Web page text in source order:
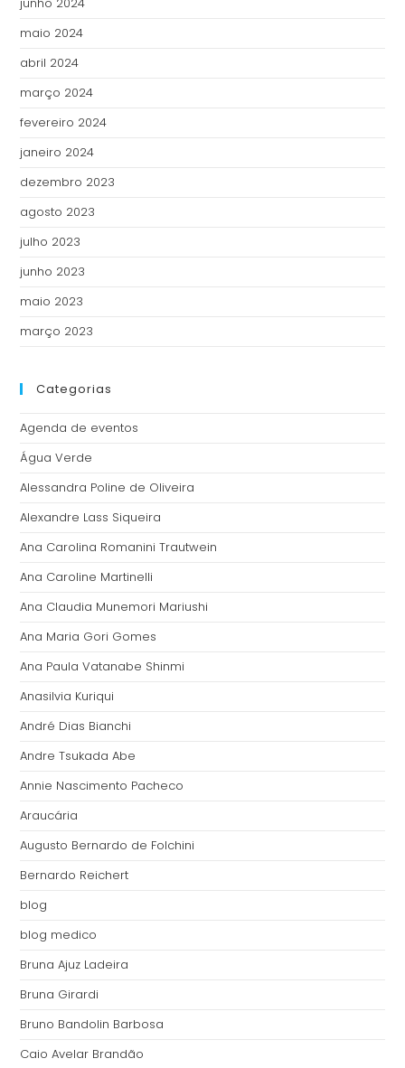
junho 2024
maio 2024
abril 2024
março 2024
fevereiro 2024
janeiro 2024
dezembro 2023
agosto 2023
julho 2023
junho 2023
maio 2023
março 2023
Categorias
Agenda de eventos
Água Verde
Alessandra Poline de Oliveira
Alexandre Lass Siqueira
Ana Carolina Romanini Trautwein
Ana Caroline Martinelli
Ana Claudia Munemori Mariushi
Ana Maria Gori Gomes
Ana Paula Vatanabe Shinmi
Anasilvia Kuriqui
André Dias Bianchi
Andre Tsukada Abe
Annie Nascimento Pacheco
Araucária
Augusto Bernardo de Folchini
Bernardo Reichert
blog
blog medico
Bruna Ajuz Ladeira
Bruna Girardi
Bruno Bandolin Barbosa
Caio Avelar Brandão